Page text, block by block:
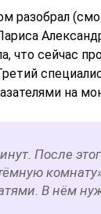
разобрал
что сейчас
на
После
В нём